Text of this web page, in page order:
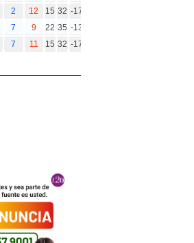
2 12 15 32 -17
7 9 22 35 -13
7 11 15 32 -17